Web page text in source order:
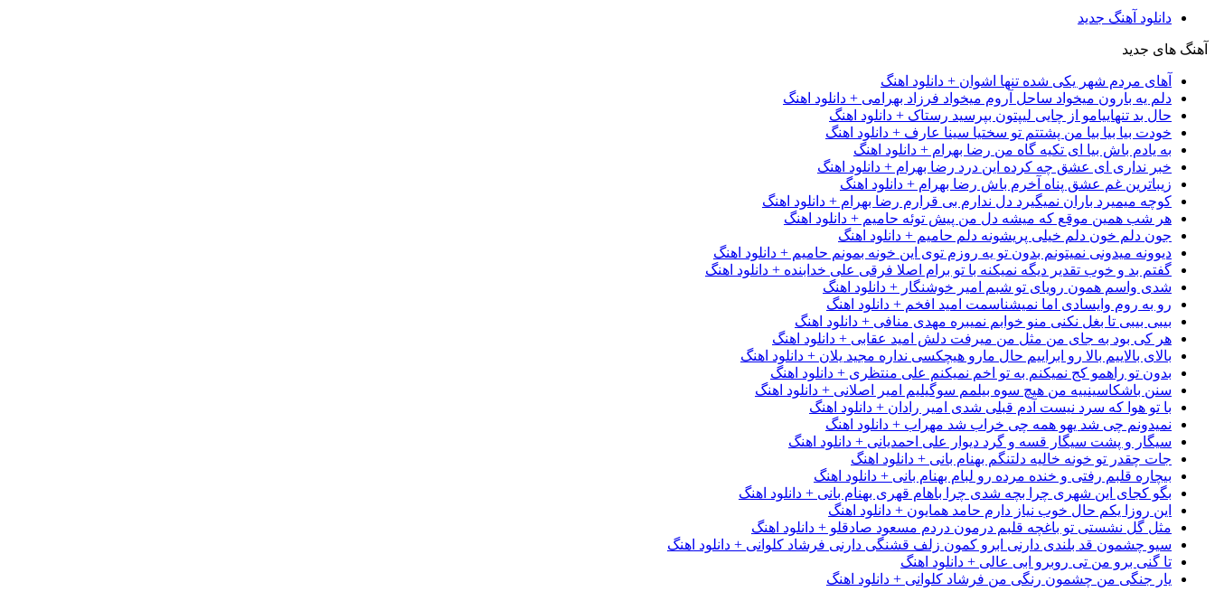
دانلود آهنگ جدید
آهنگ های جدید
آهای مردم شهر یکی شده تنها اشوان + دانلود اهنگ
دلم یه بارون میخواد ساحل آروم میخواد فرزاد بهرامی + دانلود اهنگ
حال بد تنهاییامو از چایی لیپتون بپرسید رستاک + دانلود اهنگ
خودت بیا بیا بیا من پشتتم تو سختیا سینا عارف + دانلود اهنگ
به یادم باش بیا ای تکیه گاه من رضا بهرام + دانلود اهنگ
خبر نداری ای عشق چه کرده این درد رضا بهرام + دانلود اهنگ
زیباترین غم عشق پناه آخرم باش رضا بهرام + دانلود اهنگ
کوچه میمیرد باران نمیگیرد دل ندارم بی قرارم رضا بهرام + دانلود اهنگ
هر شب همین موقع که میشه دل من پیش توئه حامیم + دانلود اهنگ
جون دلم خون دلم خیلی پریشونه دلم حامیم + دانلود اهنگ
دیوونه میدونی نمیتونم بدون تو یه روزم توی این خونه بمونم حامیم + دانلود اهنگ
گفتم بد و خوب تقدیر دیگه نمیکنه با تو برام اصلا فرقی علی خدابنده + دانلود اهنگ
شدی واسم همون رویای تو شبم امیر خوشنگار + دانلود اهنگ
رو به روم وایسادی اما نمیشناسمت امید افخم + دانلود اهنگ
بیبی بیبی تا بغل نکنی منو خوابم نمیبره مهدی منافی + دانلود اهنگ
هر کی بود به جای من مثل من میرفت دلش امید عقابی + دانلود اهنگ
بالای بالاییم بالا رو ابراییم حال مارو هیچکسی نداره مجید یلان + دانلود اهنگ
بدون تو راهمو کج نمیکنم به تو اخم نمیکنم علی منتظری + دانلود اهنگ
سنن باشکاسینییه من هیچ سوه بیلمم سوگیلیم امیر اصلانی + دانلود اهنگ
با تو هوا که سرد نیست آدم قبلی شدی امیر رادان + دانلود اهنگ
نمیدونم چی شد یهو همه چی خراب شد مهراب + دانلود اهنگ
سیگار و پشت سیگار قسه و گرد دیوار علی احمدیانی + دانلود اهنگ
جات چقدر تو خونه خالیه دلتنگم بهنام بانی + دانلود اهنگ
بیچاره قلبم رفتی و خنده مرده رو لبام بهنام بانی + دانلود اهنگ
بگو کجای این شهری چرا بچه شدی چرا باهام قهری بهنام بانی + دانلود اهنگ
این روزا یکم حال خوب نیاز دارم حامد همایون + دانلود اهنگ
مثل گل نشستی تو باغچه قلبم درمون دردم مسعود صادقلو + دانلود اهنگ
سیو چشمون قد بلندی دارنی ابرو کمون زلف قشنگی دارنی فرشاد کلوانی + دانلود اهنگ
تا گنی برو من تی روبرو ابی عالی + دانلود اهنگ
یار جنگی من چشمون رنگی من فرشاد کلوانی + دانلود اهنگ